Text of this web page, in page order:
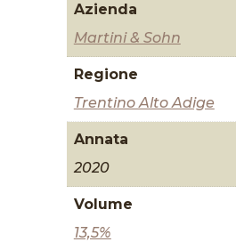
Azienda
Martini & Sohn
Regione
Trentino Alto Adige
Annata
2020
Volume
13,5%